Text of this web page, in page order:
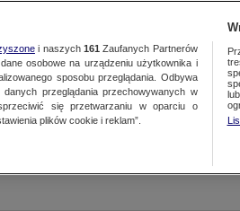
i naszych 161 Zaufanych Partnerów
osobowe na urządzeniu użytkownika i
sposobu przeglądania. Odbywa
przeglądania przechowywanych w
się przetwarzaniu w oparciu o
plików cookie i reklam”.